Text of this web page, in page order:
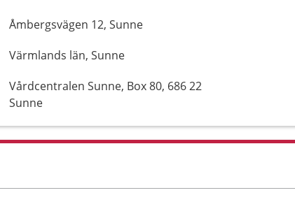
Åmbergsvägen 12, Sunne
Värmlands län, Sunne
Vårdcentralen Sunne, Box 80, 686 22
Sunne